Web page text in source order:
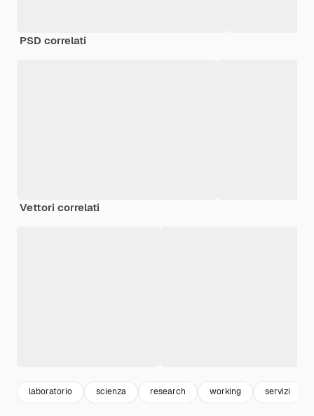
PSD correlati
Vettori correlati
laboratorio scienza research working servizi